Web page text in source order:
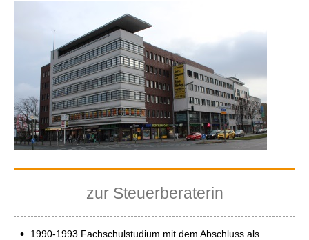
zur Steuerberaterin
1990-1993 Fachschulstudium mit dem Abschluss als